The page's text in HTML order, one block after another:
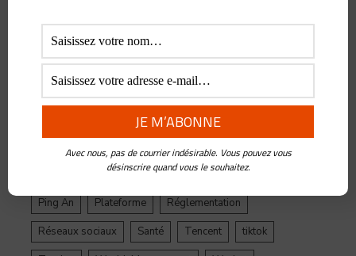
Douyin
Ecosystème Edtech
Education
Epargne
Facebook
Fintech
Gestion de Patrimoine
Google Inde
Innovations
Intelligence Artificielle
Live Streaming LuFax
Ping An
Plateforme
Réglementation
Réseaux sociaux
Santé Tencent
tiktok
Avec nous, pas de courrier indésirable. Vous pouvez vous
désinscrire quand vous le souhaitez.